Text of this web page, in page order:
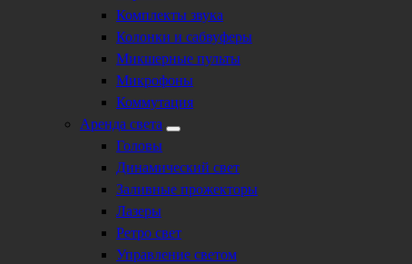
Комплекты звука
Колонки и сабвуферы
Микшерные пульты
Микрофоны
Коммутация
Аренда света
Головы
Динамический свет
Заливные прожекторы
Лазеры
Ретро свет
Управление светом